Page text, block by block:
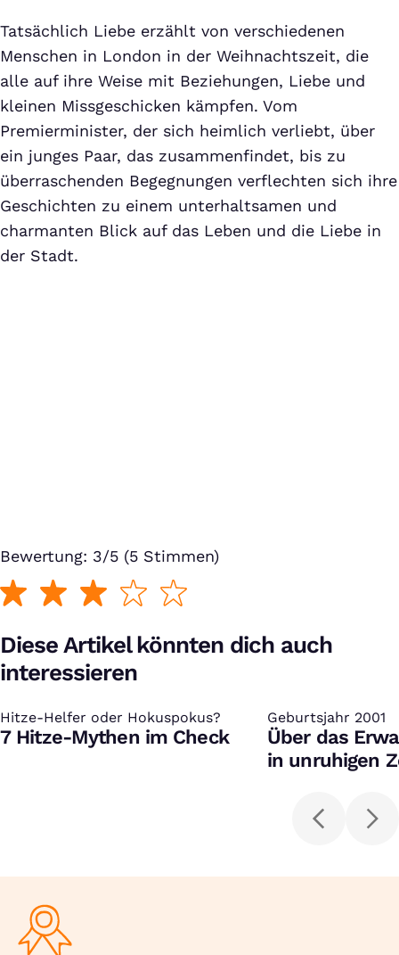
Tatsächlich Liebe erzählt von verschiedenen
Menschen in London in der Weihnachtszeit, die
alle auf ihre Weise mit Beziehungen, Liebe und
kleinen Missgeschicken kämpfen. Vom
Premierminister, der sich heimlich verliebt, über
ein junges Paar, das zusammenfindet, bis zu
überraschenden Begegnungen verflechten sich ihre
Geschichten zu einem unterhaltsamen und
charmanten Blick auf das Leben und die Liebe in
der Stadt.
TATSÄCHLICH LIEBE Trailer German Deutsch (2003)
Bei Klick auf dieses Video wird eine Verbindung zu YouTube
Bewertung: 3/5 (5 Stimmen)
Diese Artikel könnten dich auch
interessieren
Hitze-Helfer oder Hokuspokus?
:
7 Hitze-Mythen im Check
Geburtsjahr 2001
:
Über das
in unruhigen